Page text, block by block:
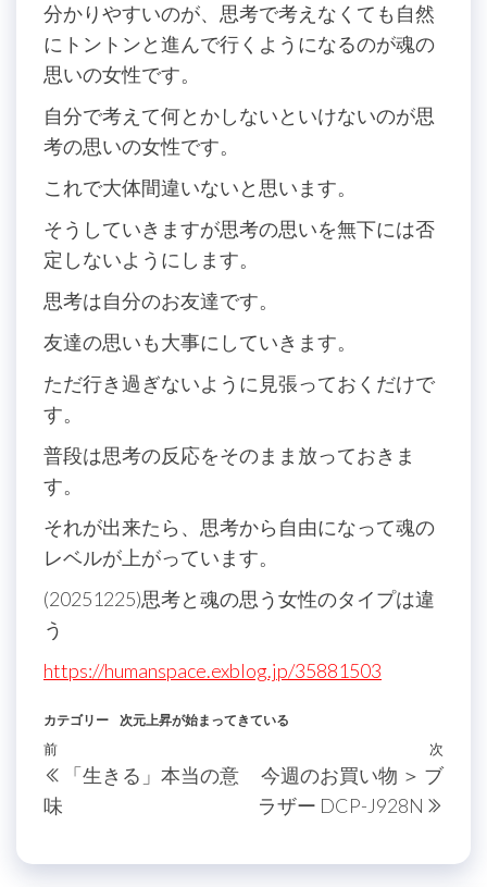
分かりやすいのが、思考で考えなくても自然
にトントンと進んで行くようになるのが魂の
思いの女性です。
自分で考えて何とかしないといけないのが思
考の思いの女性です。
これで大体間違いないと思います。
そうしていきますが思考の思いを無下には否
定しないようにします。
思考は自分のお友達です。
友達の思いも大事にしていきます。
ただ行き過ぎないように見張っておくだけで
す。
普段は思考の反応をそのまま放っておきま
す。
それが出来たら、思考から自由になって魂の
レベルが上がっています。
(20251225)思考と魂の思う女性のタイプは違
う
https://humanspace.exblog.jp/35881503
カテゴリー 次元上昇が始まってきている
投
稿
ナ
ビ
過
去
の
前
「生きる」本当の意
味
次
次
今週のお買い物 ＞ ブ
ラザー DCP-J928N